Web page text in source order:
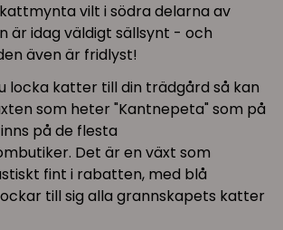
vilt i södra delarna av
är idag väldigt sällsynt - och
även är fridlyst!
locka katter till din trädgård så kan
som heter "Kantnepeta" som på
på de flesta
Det är en växt som
fint i rabatten, med blå
till sig alla grannskapets katter